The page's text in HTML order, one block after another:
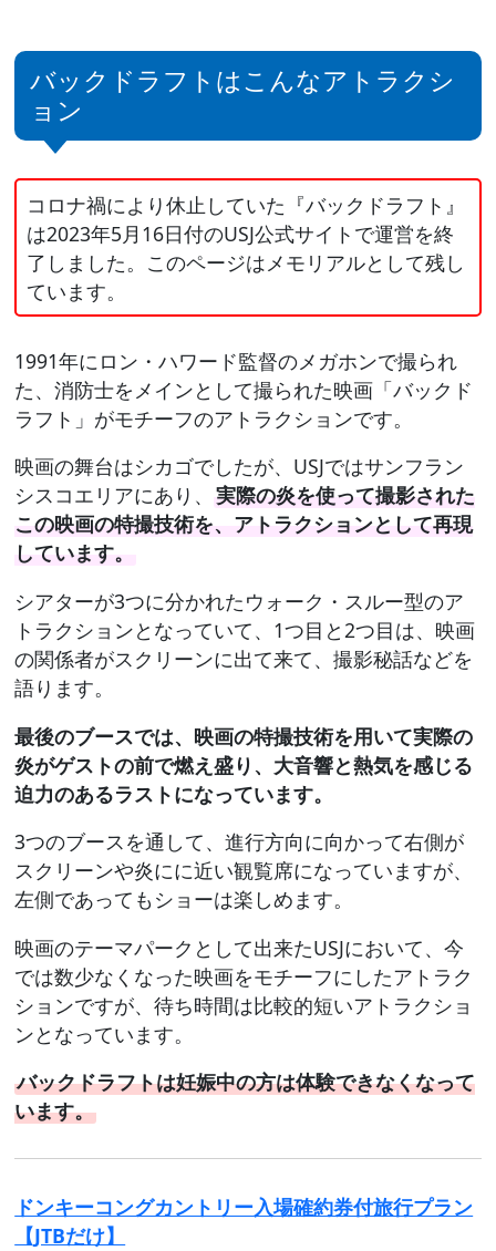
バックドラフトはこんなアトラクシ
ョン
コロナ禍により休止していた『バックドラフト』
は2023年5月16日付のUSJ公式サイトで運営を終
了しました。このページはメモリアルとして残し
ています。
1991年にロン・ハワード監督のメガホンで撮られ
た、消防士をメインとして撮られた映画「バックド
ラフト」がモチーフのアトラクションです。
映画の舞台はシカゴでしたが、USJではサンフラン
シスコエリアにあり、 実際の炎を使って撮影された
この映画の特撮技術を、アトラクションとして再現
しています。
シアターが3つに分かれたウォーク・スルー型のア
トラクションとなっていて、1つ目と2つ目は、映画
の関係者がスクリーンに出て来て、撮影秘話などを
語ります。
最後のブースでは、映画の特撮技術を用いて実際の
炎がゲストの前で燃え盛り、大音響と熱気を感じる
迫力のあるラストになっています。
3つのブースを通して、進行方向に向かって右側が
スクリーンや炎にに近い観覧席になっていますが、
左側であってもショーは楽しめます。
映画のテーマパークとして出来たUSJにおいて、今
では数少なくなった映画をモチーフにしたアトラク
ションですが、待ち時間は比較的短いアトラクショ
ンとなっています。
バックドラフトは妊娠中の方は体験できなくなって
います。
ドンキーコングカントリー入場確約券付旅行プラン
【JTBだけ】